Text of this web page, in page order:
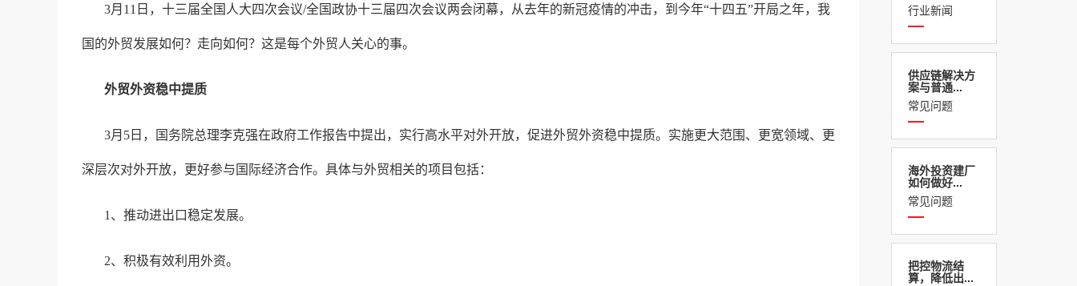
行业新闻
供应链解决方
案与普通...
常见问题
海外投资建厂
如何做好...
常见问题
把控物流结
算，降低出...
3月11日，十三届全国人大四次会议/全国政协十三届四次会议两会闭幕，从去年的新冠疫情的冲击，到今年“十四五”开局之年，我
国的外贸发展如何？走向如何？这是每个外贸人关心的事。
外贸外资稳中提质
3月5日，国务院总理李克强在政府工作报告中提出，实行高水平对外开放，促进外贸外资稳中提质。实施更大范围、更宽领域、更
深层次对外开放，更好参与国际经济合作。具体与外贸相关的项目包括：
1、推动进出口稳定发展。
2、积极有效利用外资。